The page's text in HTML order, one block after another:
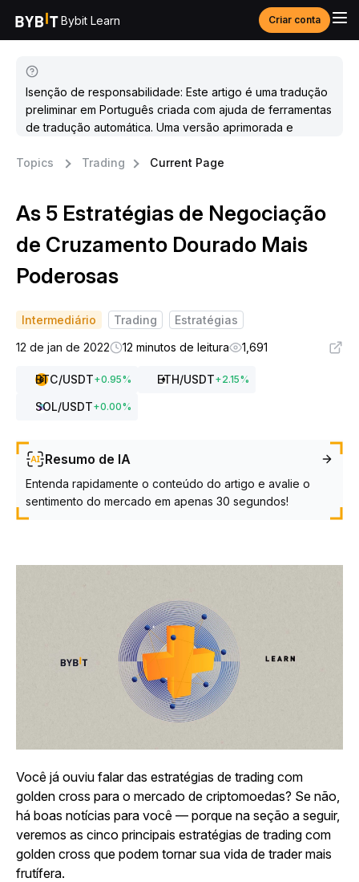
Bybit Learn Criar conta
Isenção de responsabilidade: Este artigo é uma tradução
preliminar em Português criada com ajuda de ferramentas
de tradução automática. Uma versão aprimorada e
Topics
Trading Current Page
As 5 Estratégias de Negociação
de Cruzamento Dourado Mais
Poderosas
Intermediário Trading
Estratégias
12 de jan de 2022
12 minutos de leitura 1,691
BTC/USDT+0.95% ETH/USDT+2.15%
SOL/USDT+0.00%
Resumo de IA
Entenda rapidamente o conteúdo do artigo e avalie o
sentimento do mercado em apenas 30 segundos!
Você já ouviu falar das estratégias de trading com
golden cross para o mercado de criptomoedas? Se não,
há boas notícias para você — porque na seção a seguir,
veremos as cinco principais estratégias de trading com
golden cross que podem tornar sua vida de trader mais
frutífera.